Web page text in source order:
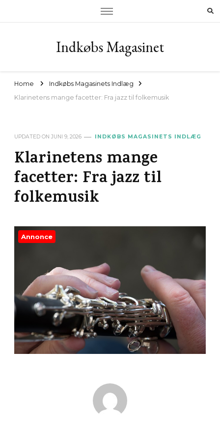
Indkøbs Magasinet
Home
Indkøbs Magasinets Indlæg
Klarinetens mange facetter: Fra jazz til folkemusik
UPDATED ON JUNI 9, 2026 INDKØBS MAGASINETS INDLÆG
Klarinetens mange
facetter: Fra jazz til
folkemusik
Annonce